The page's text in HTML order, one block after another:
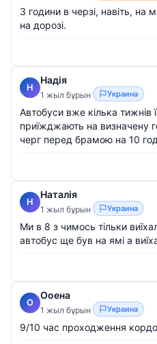
3 години в черзі, навіть, на
на дорозі.
Н
Надія
1 жыл бұрын Украина
Автобуси вже кілька тижнів
приїжджають на визначену
черг перед брамою на 10
Н
Наталія
1 жыл бұрын Украина
Ми в 8 з чимось тільки
автобус ще був на ямі а
О
Ооена
1 жыл бұрын Украина
9/10 час проходження